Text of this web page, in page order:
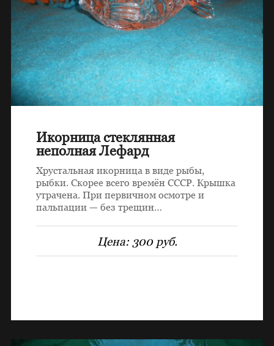
Икорница стеклянная
неполная Лефард
Хрустальная икорница в виде рыбы,
рыбки. Скорее всего времён СССР. Крышка
утрачена. При первичном осмотре и
пальпации — без трещин…
Цена: 300 руб.